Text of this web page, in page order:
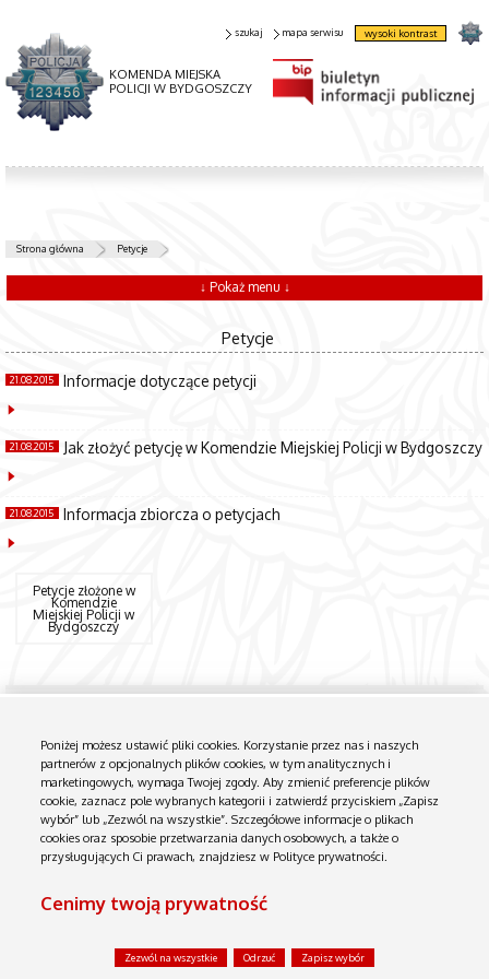
KOMENDA MIEJSKA
POLICJI W BYDGOSZCZY
szukaj mapa serwisu wysoki kontrast
Strona główna Petycje
↓ Pokaż menu ↓
Petycje
21.08.2015 Informacje dotyczące petycji
21.08.2015 Jak złożyć petycję w Komendzie Miejskiej Policji w Bydgoszczy
21.08.2015 Informacja zbiorcza o petycjach
Petycje złożone w
Komendzie
Miejskiej Policji w
Bydgoszczy
Serwer niniejszy NIE JEST W ŻADEN SPOSÓB połączony z siecią wewnętrzną. Zawiera tylko dane udostępniane przez
Komenda Miejska Policji w Bydgoszczy.
Poniżej możesz ustawić pliki cookies. Korzystanie przez nas i naszych
partnerów z opcjonalnych plików cookies, w tym analitycznych i
marketingowych, wymaga Twojej zgody. Aby zmienić preferencje plików
cookie, zaznacz pole wybranych kategorii i zatwierdź przyciskiem „Zapisz
wybór” lub „Zezwól na wszystkie”. Szczegółowe informacje o plikach
cookies oraz sposobie przetwarzania danych osobowych, a także o
przysługujących Ci prawach, znajdziesz w Polityce prywatności.
Cenimy twoją prywatność